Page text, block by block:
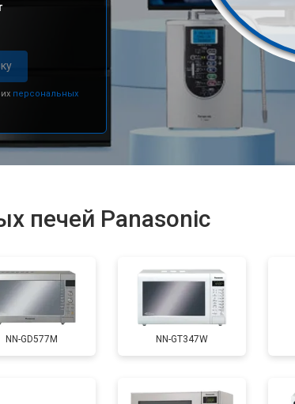
персональных
печей Panasonic
NN-GD577M NN-GT347W